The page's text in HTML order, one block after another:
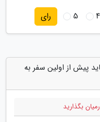
4
5 رای
پیش از اولین سفر به
بگذارید